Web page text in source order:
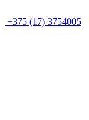
+375 (17) 3754005